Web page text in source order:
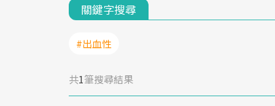
關鍵字搜尋
#出血性
共1筆搜尋結果